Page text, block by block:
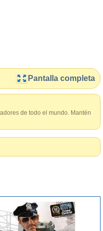
Pantalla completa
de todo el mundo. Mantén